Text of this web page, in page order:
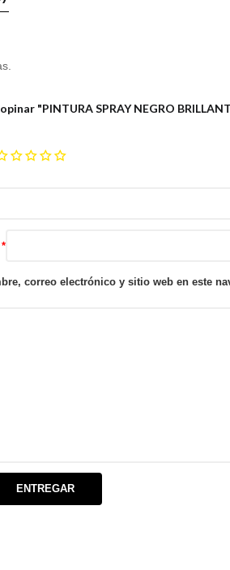
"PINTURA SPRAY NEGRO
*
correo electrónico y sitio web en este